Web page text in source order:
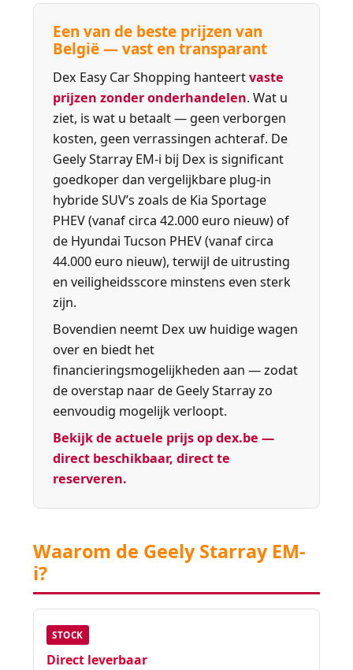
Een van de beste prijzen van
België — vast en transparant
Dex Easy Car Shopping hanteertvaste
prijzen zonder onderhandelen. Wat u
ziet, is wat u betaalt — geen verborgen
kosten, geen verrassingen achteraf. De
Geely Starray EM-i bij Dex is significant
goedkoper dan vergelijkbare plug-in
hybride SUV’s zoals de Kia Sportage
PHEV (vanaf circa 42.000 euro nieuw) of
de Hyundai Tucson PHEV (vanaf circa
44.000 euro nieuw), terwijl de uitrusting
en veiligheidsscore minstens even sterk
zijn.
Bovendien neemt Dex uw huidige wagen
over en biedt het
financieringsmogelijkheden aan — zodat
de overstap naar de Geely Starray zo
eenvoudig mogelijk verloopt.
Bekijk de actuele prijs op dex.be —
direct beschikbaar, direct te
reserveren.
Waarom de Geely Starray EM-
i?
STOCK
Direct leverbaar